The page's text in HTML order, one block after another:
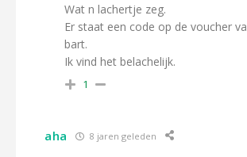
Wat n lachertje zeg.
Er staat een code op de voucher
bart.
Ik vind het belachelijk.
1
aha 8 jaren geleden